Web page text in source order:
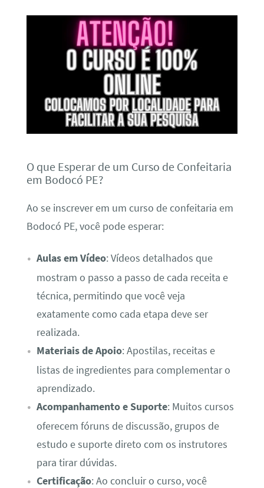
O que Esperar de um Curso de Confeitaria
em Bodocó PE?
Ao se inscrever em um curso de confeitaria em
Bodocó PE, você pode esperar:
Aulas em Vídeo: Vídeos detalhados que
mostram o passo a passo de cada receita e
técnica, permitindo que você veja
exatamente como cada etapa deve ser
realizada.
Materiais de Apoio: Apostilas, receitas e
listas de ingredientes para complementar o
aprendizado.
Acompanhamento e Suporte: Muitos cursos
oferecem fóruns de discussão, grupos de
estudo e suporte direto com os instrutores
para tirar dúvidas.
Certificação: Ao concluir o curso, você